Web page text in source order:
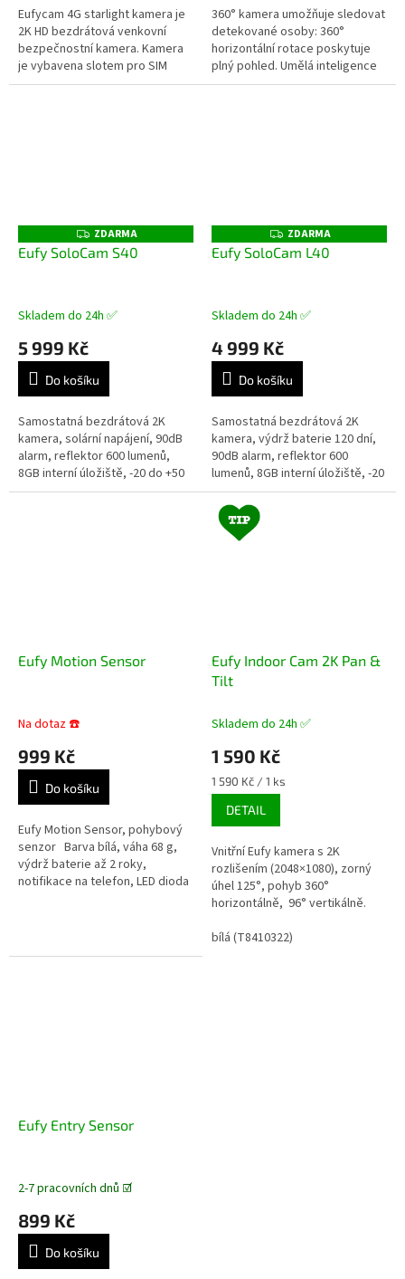
Eufycam 4G starlight kamera je
2K HD bezdrátová venkovní
bezpečnostní kamera. Kamera
je vybavena slotem pro SIM
kartu (podpora 4G/LTE),
360° kamera umožňuje sledovat
detekované osoby: 360°
horizontální rotace poskytuje
plný pohled. Umělá inteligence
identifikuje lidi a sleduje jejich
Z
D
A
ZDARMA
Eufy SoloCam S40
Skladem do 24h ✅
5 999 Kč
Do košíku
Samostatná bezdrátová 2K
kamera, solární napájení, 90dB
alarm, reflektor 600 lumenů,
8GB interní úložiště, -20 do +50
°C, IP67, app Eufy Security
Z
D
A
ZDARMA
Eufy SoloCam L40
Skladem do 24h ✅
4 999 Kč
Do košíku
Samostatná bezdrátová 2K
kamera, výdrž baterie 120 dní,
90dB alarm, reflektor 600
lumenů, 8GB interní úložiště, -20
do +50 °C, IP67, app Eufy
Security
Eufy Motion Sensor
Na dotaz ☎️
999 Kč
Do košíku
Eufy Motion Sensor, pohybový
senzor Barva bílá, váha 68 g,
výdrž baterie až 2 roky,
notifikace na telefon, LED dioda
Eufy Indoor Cam 2K Pan &
Tilt
Skladem do 24h ✅
1 590 Kč
Měrná
cena:
1 590 Kč / 1 ks
DETAIL
Vnitřní Eufy kamera s 2K
rozlišením (2048×1080), zorný
úhel 125°, pohyb 360°
horizontálně, 96° vertikálně.
vidění: 8 IR LEDs – 10m, 8x
bílá (T8410322)
Eufy Entry Sensor
2-7 pracovních dnů ☑️
899 Kč
Do košíku